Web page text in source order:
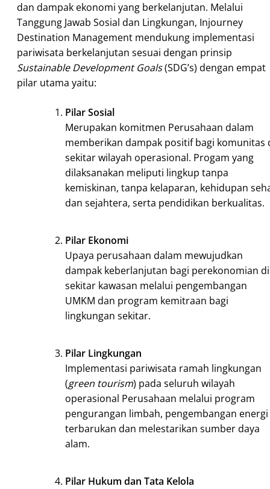
dan dampak ekonomi yang berkelanjutan. Melalui
Tanggung Jawab Sosial dan Lingkungan, Injourney
Destination Management mendukung implementasi
pariwisata berkelanjutan sesuai dengan prinsip
Sustainable Development Goals(SDG’s) dengan empat
pilar utama yaitu:
Pilar Sosial
Merupakan komitmen Perusahaan dalam
memberikan dampak positif bagi komunitas
sekitar wilayah operasional. Progam yang
dilaksanakan meliputi lingkup tanpa
kemiskinan, tanpa kelaparan, kehidupan
dan sejahtera, serta pendidikan berkualitas.
Pilar Ekonomi
Upaya perusahaan dalam mewujudkan
dampak keberlanjutan bagi perekonomian di
sekitar kawasan melalui pengembangan
UMKM dan program kemitraan bagi
lingkungan sekitar.
Pilar Lingkungan
Implementasi pariwisata ramah lingkungan
(green tourism) pada seluruh wilayah
operasional Perusahaan melalui program
pengurangan limbah, pengembangan energi
terbarukan dan melestarikan sumber daya
alam.
Pilar Hukum dan Tata Kelola